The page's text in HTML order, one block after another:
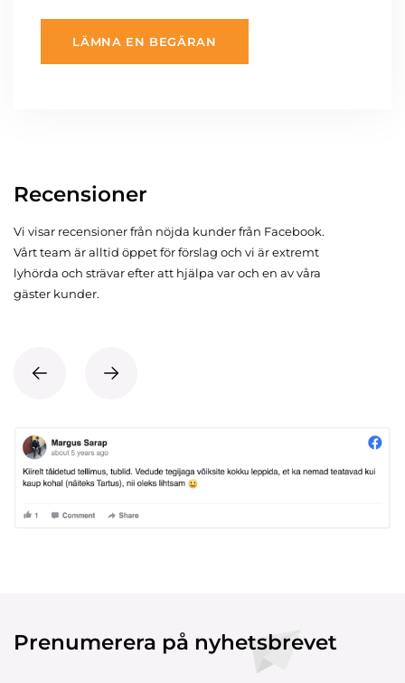
LÄMNA EN BEGÄRAN
Recensioner
Vi visar recensioner från nöjda kunder från Facebook.
Vårt team är alltid öppet för förslag och vi är extremt
lyhörda och strävar efter att hjälpa var och en av våra
gäster kunder.
Prenumerera på nyhetsbrevet